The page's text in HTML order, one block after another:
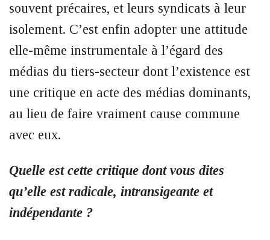
souvent précaires, et leurs syndicats à leur
isolement. C’est enfin adopter une attitude
elle-même instrumentale à l’égard des
médias du tiers-secteur dont l’existence est
une critique en acte des médias dominants,
au lieu de faire vraiment cause commune
avec eux.
Quelle est cette critique dont vous dites
qu’elle est radicale, intransigeante et
indépendante ?